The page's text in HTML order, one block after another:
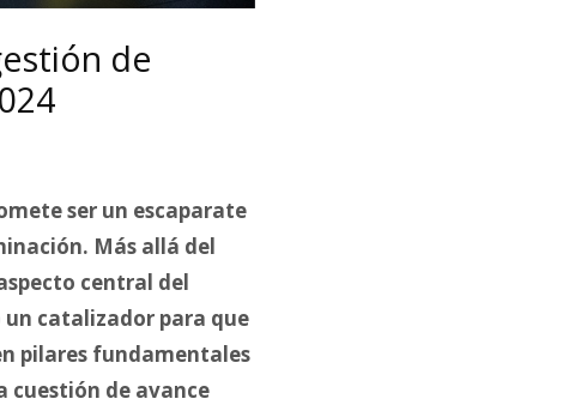
de
ser un escaparate
Más allá del
central del
catalizador para que
pilares fundamentales
cuestión de avance